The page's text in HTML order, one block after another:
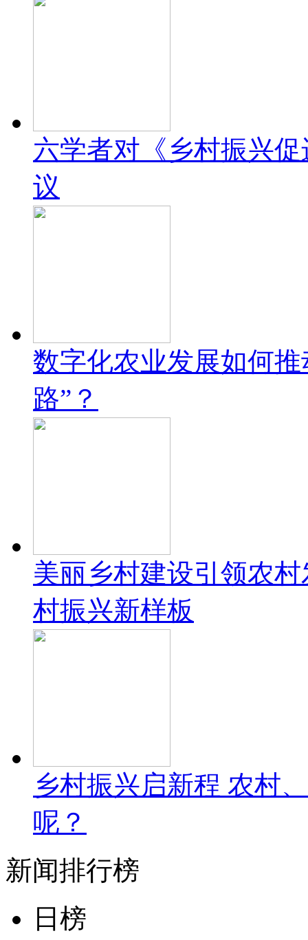
六学者对《乡村振兴
议
数字化农业发展如何
路”？
美丽乡村建设引领农
村振兴新样板
乡村振兴启新程 农村
呢？
新闻排行榜
日榜